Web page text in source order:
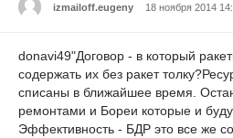
izmailoff.eugeny 18 ноября 2014
donavi49"Договор - в который
содержать их без ракет
списаны в ближайшее время.
ремонтами и Бореи которые и
Эффективность - БДР это все же